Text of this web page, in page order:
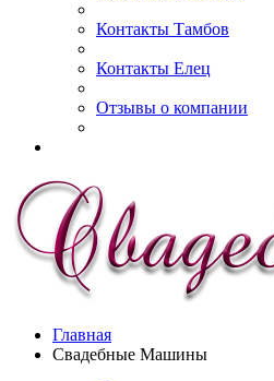
Контакты Тамбов
Контакты Елец
Отзывы о компании
Главная
Свадебные Машины